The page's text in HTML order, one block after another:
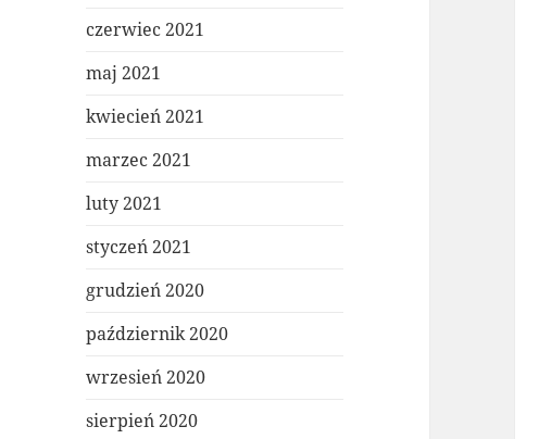
czerwiec 2021
maj 2021
kwiecień 2021
marzec 2021
luty 2021
styczeń 2021
grudzień 2020
październik 2020
wrzesień 2020
sierpień 2020